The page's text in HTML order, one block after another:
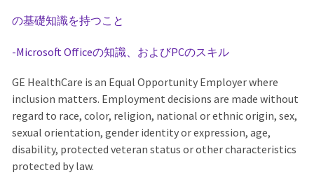
の基礎知識を持つこと
-Microsoft Officeの知識、およびPCのスキル
GE HealthCare is an Equal Opportunity Employer where
inclusion matters. Employment decisions are made without
regard to race, color, religion, national or ethnic origin, sex,
sexual orientation, gender identity or expression, age,
disability, protected veteran status or other characteristics
protected by law.